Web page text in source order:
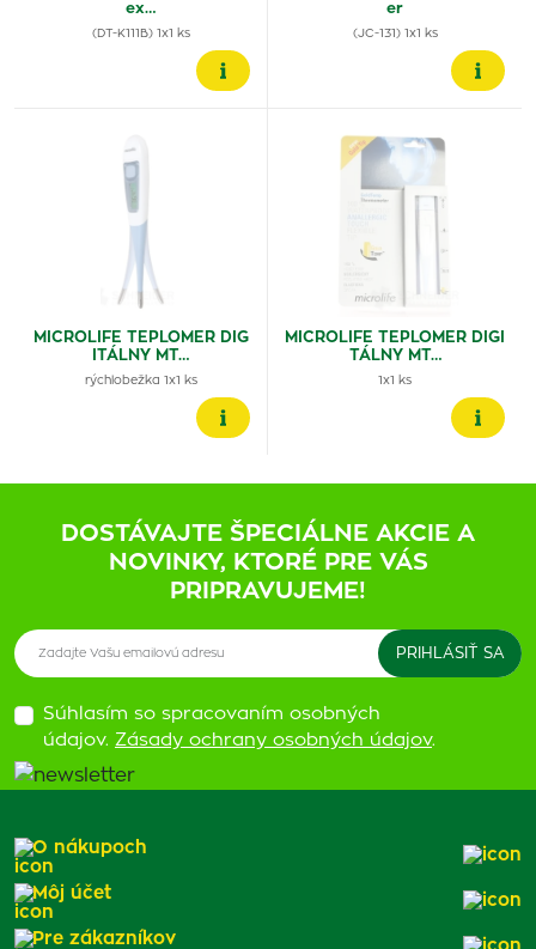
ex…
(DT-K111B) 1x1 ks
er
(JC-131) 1x1 ks
MICROLIFE TEPLOMER DIG
ITÁLNY MT…
rýchlobežka 1x1 ks
MICROLIFE TEPLOMER DIGI
TÁLNY MT…
1x1 ks
DOSTÁVAJTE ŠPECIÁLNE AKCIE A
NOVINKY, KTORÉ PRE VÁS
PRIPRAVUJEME!
Súhlasím so spracovaním osobných
údajov. Zásady ochrany osobných údajov.
O nákupoch
Môj účet
Pre zákazníkov